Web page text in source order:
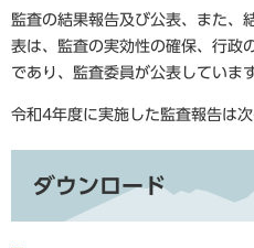
監査の結果報告及び公表、また、
表は、監査の実効性の確保、行政
であり、監査委員が公表しています
令和4年度に実施した監査報告は次
ダウンロード